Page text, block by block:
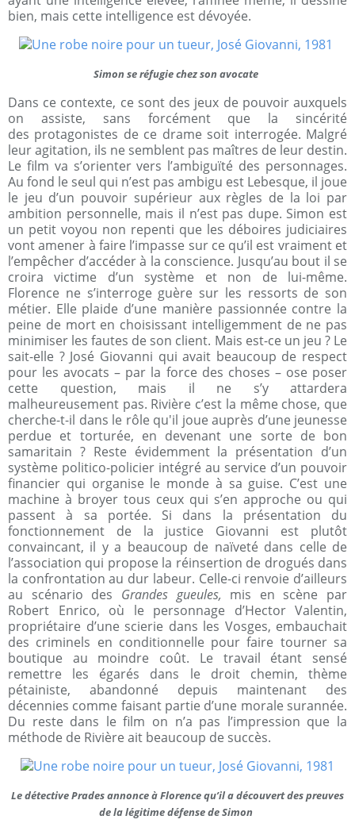
bien, mais cette intelligence est dévoyée.
Simon se réfugie chez son avocate
Dans ce contexte, ce sont des jeux de pouvoir auxquels
on assiste, sans forcément que la sincérité
des protagonistes de ce drame soit interrogée. Malgré
leur agitation, ils ne semblent pas maîtres de leur destin.
Le film va s’orienter vers l’ambiguïté des personnages.
Au fond le seul qui n’est pas ambigu est Lebesque, il joue
le jeu d’un pouvoir supérieur aux règles de la loi par
ambition personnelle, mais il n’est pas dupe. Simon est
un petit voyou non repenti que les déboires judiciaires
vont amener à faire l’impasse sur ce qu’il est vraiment et
l’empêcher d’accéder à la conscience. Jusqu’au bout il se
croira victime d’un système et non de lui-même.
Florence ne s’interroge guère sur les ressorts de son
métier. Elle plaide d’une manière passionnée contre la
peine de mort en choisissant intelligemment de ne pas
minimiser les fautes de son client. Mais est-ce un jeu ? Le
sait-elle ? José Giovanni qui avait beaucoup de respect
pour les avocats – par la force des choses – ose poser
cette question, mais il ne s’y attardera
malheureusement pas. Rivière c’est la même chose, que
cherche-t-il dans le rôle qu'il joue auprès d’une jeunesse
perdue et torturée, en devenant une sorte de bon
samaritain ? Reste évidemment la présentation d’un
système politico-policier intégré au service d’un pouvoir
financier qui organise le monde à sa guise. C’est une
machine à broyer tous ceux qui s’en approche ou qui
passent à sa portée. Si dans la présentation du
fonctionnement de la justice Giovanni est plutôt
convaincant, il y a beaucoup de naïveté dans celle de
l’association qui propose la réinsertion de drogués dans
la confrontation au dur labeur. Celle-ci renvoie d’ailleurs
au scénario des Grandes gueules, mis en scène par
Robert Enrico, où le personnage d’Hector Valentin,
propriétaire d’une scierie dans les Vosges, embauchait
des criminels en conditionnelle pour faire tourner sa
boutique au moindre coût. Le travail étant sensé
remettre les égarés dans le droit chemin, thème
pétainiste, abandonné depuis maintenant des
décennies comme faisant partie d’une morale surannée.
Du reste dans le film on n’a pas l’impression que la
méthode de Rivière ait beaucoup de succès.
Le détective Prades annonce à Florence qu’il a découvert des preuves
de la légitime défense de Simon